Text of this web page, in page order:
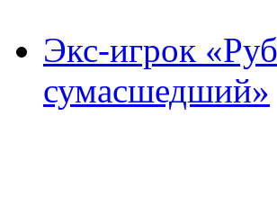
Экс-игрок
сумасшедший»